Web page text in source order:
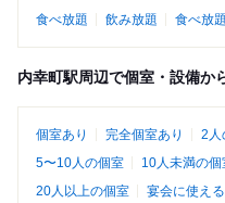
食べ放題
飲み放題 食べ放
内幸町駅周辺で個室・設備か
個室あり 完全個室あり 2人
5〜10人の個室
10人未満の個
20人以上の個室
宴会に使える